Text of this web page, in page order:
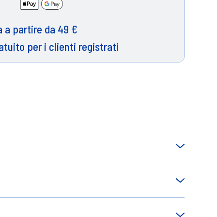
a partire da 49 €
per i clienti registrati
bellezza dei capi bianchi in cotone,
puo essere utilizzato a mano e/o in